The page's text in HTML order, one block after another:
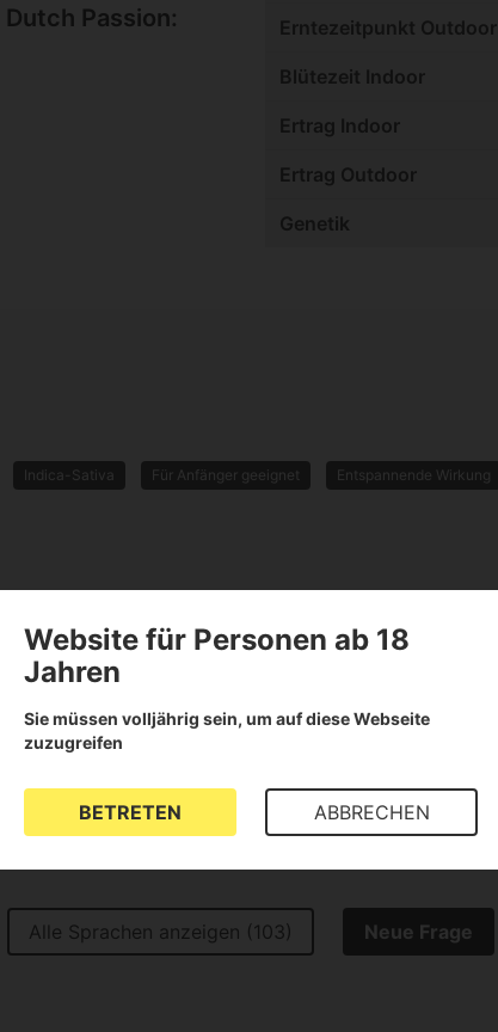
Passion: Erntezeitpunkt Outdoor
Blütezeit Indoor
Ertrag Indoor
Ertrag Outdoor
Genetik
Indica-Sativa Für Anfänger geeignet Entspannende Wirkung
Alle Sprachen anzeigen (103) Neue Frage
Website für Personen ab 18
Jahren
Sie müssen volljährig sein, um auf diese Webseite
zuzugreifen
BETRETEN ABBRECHEN